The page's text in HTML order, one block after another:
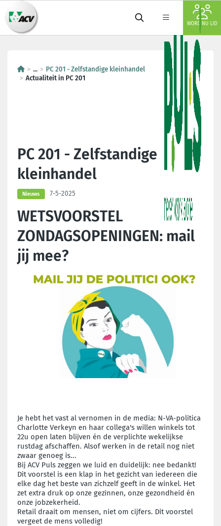
WORD NU LID
...
PC 201 - Zelfstandige kleinhandel
Actualiteit in PC 201
PC 201 - Zelfstandige
kleinhandel
Nieuws 7-5-2025
WETSVOORSTEL
ZONDAGSOPENINGEN: mail
jij mee?
Je hebt het vast al vernomen in de media: N-VA-politica
Charlotte Verkeyn en haar collega's willen winkels tot
22u open laten blijven én de verplichte wekelijkse
rustdag afschaffen. Alsof werken in de retail nog niet
zwaar genoeg is...
Bij ACV Puls zeggen we luid en duidelijk: nee bedankt!
Dit voorstel is een klap in het gezicht van iedereen die
elke dag het beste van zichzelf geeft in de winkel. Het
zet extra druk op onze gezinnen, onze gezondheid én
onze jobzekerheid.
Retail draait om mensen, niet om cijfers. Dit voorstel
vergeet de mens volledig!